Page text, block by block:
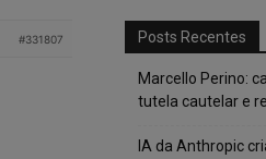
#331807 Posts Recentes
Marcello Perino:
tutela cautelar e
IA da Anthropic